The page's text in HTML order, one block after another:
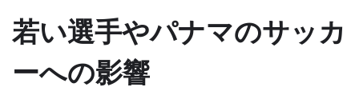
若い選手やパナマのサッカ
ーへの影響